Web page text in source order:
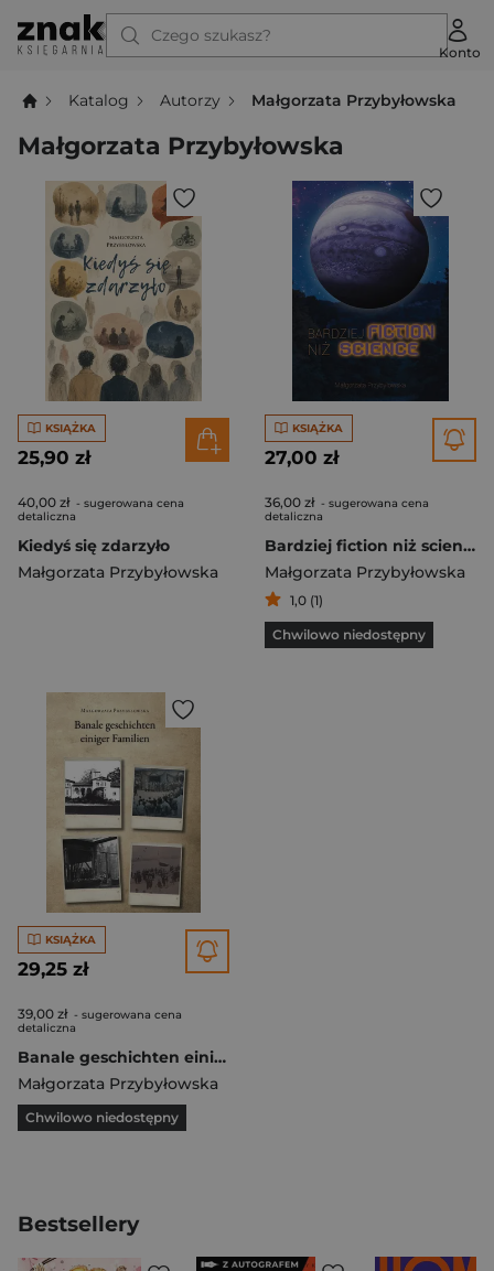
Czego szukasz?
Konto
Katalog Autorzy Małgorzata Przybyłowska
Małgorzata Przybyłowska
KSIĄŻKA
25,90 zł
40,00 zł - sugerowana cena
detaliczna
Kiedyś się zdarzyło
Małgorzata Przybyłowska
KSIĄŻKA
27,00 zł
36,00 zł - sugerowana cena
detaliczna
Bardziej fiction niż science
Małgorzata Przybyłowska
1,0 (1)
Chwilowo niedostępny
KSIĄŻKA
29,25 zł
39,00 zł - sugerowana cena
detaliczna
Banale geschichten einiger Familen
Małgorzata Przybyłowska
Chwilowo niedostępny
Bestsellery